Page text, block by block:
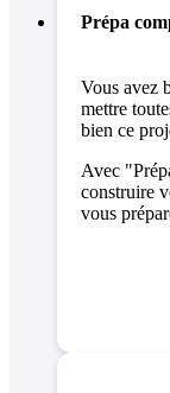
Prépa
Vous avez
mettre
bien ce
Avec
construire
vous